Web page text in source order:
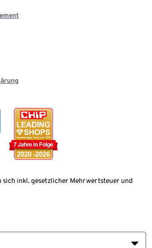
sich inkl. gesetzlicher Mehrwertsteuer und